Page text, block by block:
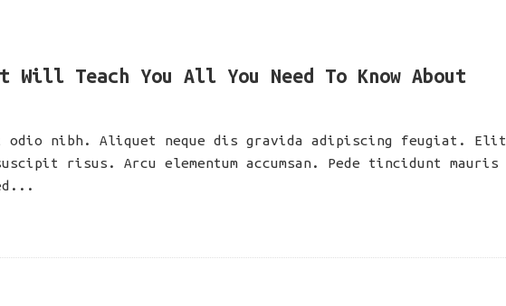
Will Teach You All You Need To Know About
nibh. Aliquet neque dis gravida adipiscing feugiat. Elit
risus. Arcu elementum accumsan. Pede tincidunt mauris